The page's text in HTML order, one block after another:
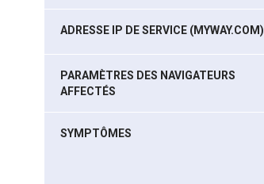
ADRESSE IP DE SERVICE (MYWAY.COM)
PARAMÈTRES DES NAVIGATEURS
AFFECTÉS
SYMPTÔMES